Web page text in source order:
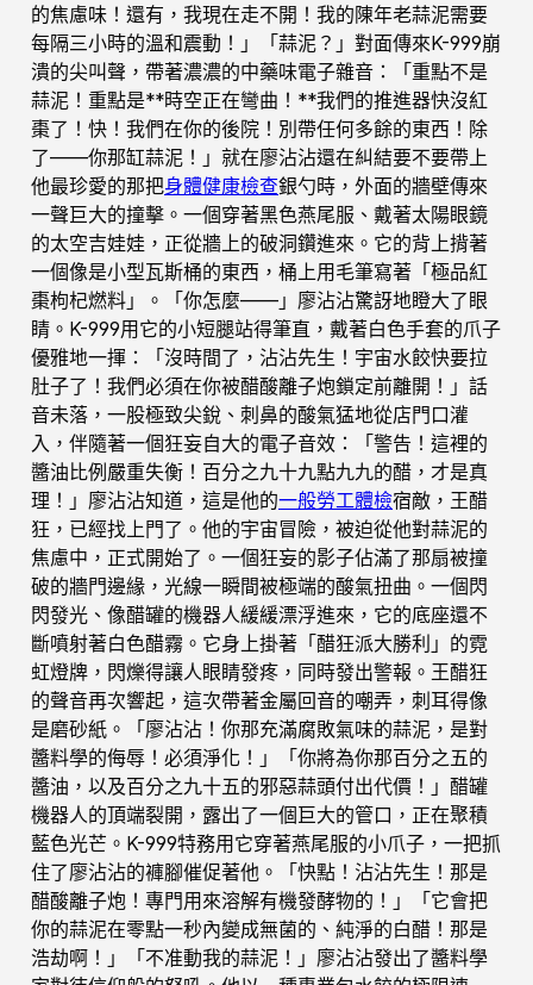
的焦慮味！還有，我現在走不開！我的陳年老蒜泥需要
每隔三小時的溫和震動！」「蒜泥？」對面傳來K-999崩
潰的尖叫聲，帶著濃濃的中藥味電子雜音：「重點不是
蒜泥！重點是**時空正在彎曲！**我們的推進器快沒紅
棗了！快！我們在你的後院！別帶任何多餘的東西！除
了——你那缸蒜泥！」就在廖沾沾還在糾結要不要帶上
他最珍愛的那把身體健康檢查銀勺時，外面的牆壁傳來
一聲巨大的撞擊。一個穿著黑色燕尾服、戴著太陽眼鏡
的太空吉娃娃，正從牆上的破洞鑽進來。它的背上揹著
一個像是小型瓦斯桶的東西，桶上用毛筆寫著「極品紅
棗枸杞燃料」。「你怎麼——」廖沾沾驚訝地瞪大了眼
睛。K-999用它的小短腿站得筆直，戴著白色手套的爪子
優雅地一揮：「沒時間了，沾沾先生！宇宙水餃快要拉
肚子了！我們必須在你被醋酸離子炮鎖定前離開！」話
音未落，一股極致尖銳、刺鼻的酸氣猛地從店門口灌
入，伴隨著一個狂妄自大的電子音效：「警告！這裡的
醬油比例嚴重失衡！百分之九十九點九九的醋，才是真
理！」廖沾沾知道，這是他的一般勞工體檢宿敵，王醋
狂，已經找上門了。他的宇宙冒險，被迫從他對蒜泥的
焦慮中，正式開始了。一個狂妄的影子佔滿了那扇被撞
破的牆門邊緣，光線一瞬間被極端的酸氣扭曲。一個閃
閃發光、像醋罐的機器人緩緩漂浮進來，它的底座還不
斷噴射著白色醋霧。它身上掛著「醋狂派大勝利」的霓
虹燈牌，閃爍得讓人眼睛發疼，同時發出警報。王醋狂
的聲音再次響起，這次帶著金屬回音的嘲弄，刺耳得像
是磨砂紙。「廖沾沾！你那充滿腐敗氣味的蒜泥，是對
醬料學的侮辱！必須淨化！」「你將為你那百分之五的
醬油，以及百分之九十五的邪惡蒜頭付出代價！」醋罐
機器人的頂端裂開，露出了一個巨大的管口，正在聚積
藍色光芒。K-999特務用它穿著燕尾服的小爪子，一把抓
住了廖沾沾的褲腳催促著他。「快點！沾沾先生！那是
醋酸離子炮！專門用來溶解有機發酵物的！」「它會把
你的蒜泥在零點一秒內變成無菌的、純淨的白醋！那是
浩劫啊！」「不准動我的蒜泥！」廖沾沾發出了醬料學